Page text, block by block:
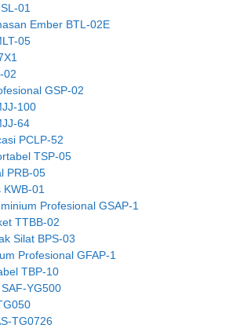
01
Ember BTL-02E
05
02
GSP-02
100
64
PCLP-52
TSP-05
PRB-05
01
Profesional GSAP-1
TTBB-02
Silat BPS-03
Profesional GFAP-1
TBP-10
YG500
TG0726